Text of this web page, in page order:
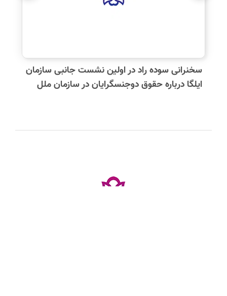
سخنرانی سوده راد در اولین نشست جانبی سازمان
ایلگا درباره حقوق دوجنسگرایان در سازمان ملل